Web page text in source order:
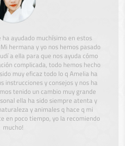
ayudado muchísimo en estos
hermana y yo nos hemos pasado
a ella para que nos ayuda cómo
complicada, todo hemos hecho
muy eficaz todo lo q Amelia ha
instrucciones y consejos y nos ha
tenido un cambio muy grande
ella ha sido siempre atenta y
y animales q hace q mi
en poco tiempo, yo la recomiendo
mucho!